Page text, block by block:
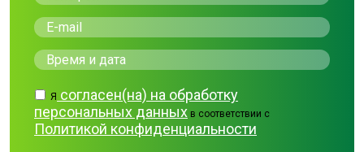
Я согласен(на) на обработку
персональных данных в соответствии с
Политикой конфиденциальности